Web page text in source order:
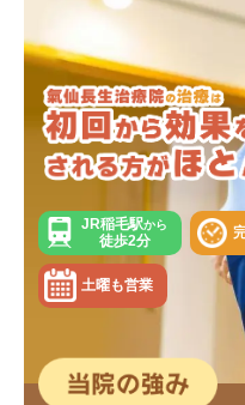
JR稲毛駅から
徒歩2分
土曜も営業